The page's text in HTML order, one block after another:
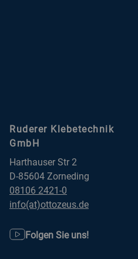
Ruderer Klebetechnik
GmbH
Harthauser Str 2
D-85604 Zorneding
08106 2421-0
info(at)ottozeus.de
Folgen Sie uns!